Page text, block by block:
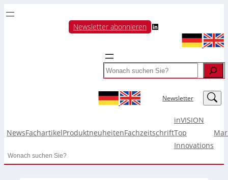
Newsletter abonnieren LinkedIn
Search
Newsletter LinkedIn
NewsFachartikelProduktneuheitenFachzeitschrift
inVISION
Top
Innovations
Search